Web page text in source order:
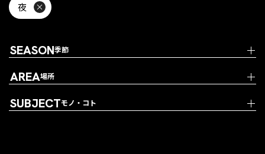
夜
SEASON季節
AREA場所
SUBJECTモノ・コト